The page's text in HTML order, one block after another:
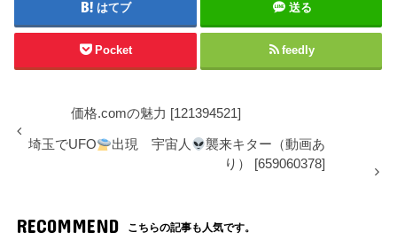
はてブ 送る
Pocket feedly
価格.comの魅力 [121394521]
埼玉でUFO 出現 宇宙人
襲来キター（動画あ
り） [659060378]
RECOMMEND こちらの記事も人気です。